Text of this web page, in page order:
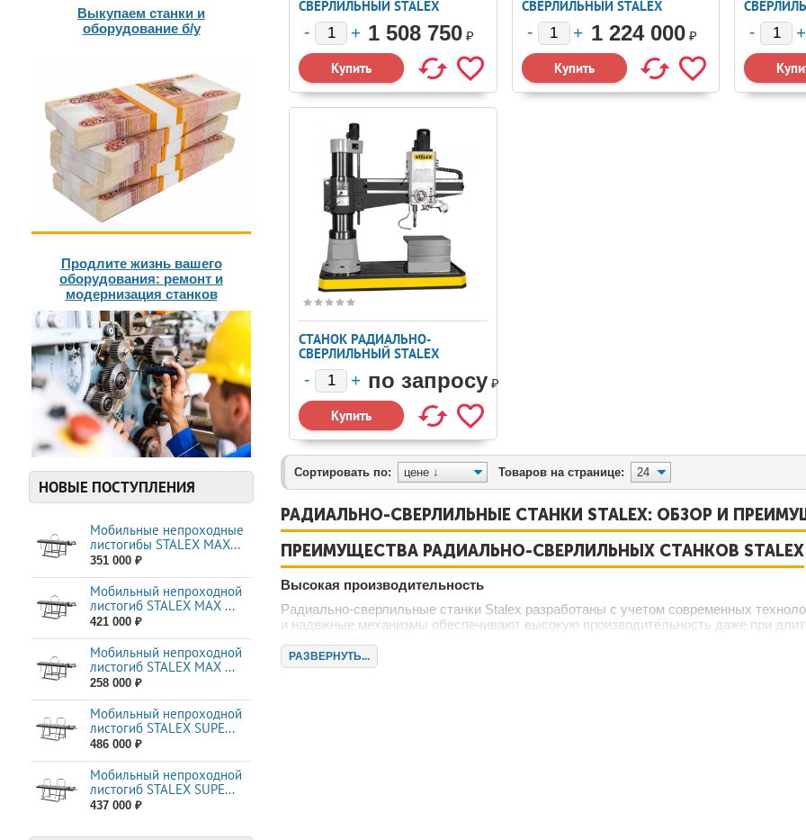
Выкупаем станки и
оборудование б/у
Продлите жизнь вашего
оборудования: ремонт и
модернизация станков
НОВЫЕ ПОСТУПЛЕНИЯ
Мобильные непроходные
листогибы STALEX МАХ...
351 000 ₽
Мобильный непроходной
листогиб STALEX MAX ...
421 000 ₽
Мобильный непроходной
листогиб STALEX MAX ...
258 000 ₽
Мобильный непроходной
листогиб STALEX SUPE...
486 000 ₽
Мобильный непроходной
листогиб STALEX SUPE...
437 000 ₽
СВЕРЛИЛЬНЫЙ STALEX
RD1250X50
1 508 750 ₽
СВЕРЛИЛЬНЫЙ STALEX
RD1000X40
1 224 000 ₽
СТАНОК РАДИАЛЬНО-
СВЕРЛИЛЬНЫЙ STALEX
RD2000X50
по запросу ₽
Сортировать по: Товаров на странице:
РАДИАЛЬНО-СВЕРЛИЛЬНЫЕ СТАНКИ STALEX: ОБЗОР И
ПРЕИМУЩЕСТВА РАДИАЛЬНО-СВЕРЛИЛЬНЫХ СТАНКОВ STALEX
Высокая производительность
Радиально-сверлильные станки Stalex разработаны с учетом современных
и надежные механизмы обеспечивают высокую производительность даже при
Универсальность применения
РАЗВЕРНУТЬ...